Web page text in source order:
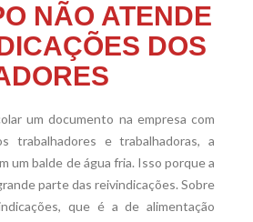
NÃO ATENDE
DOS
um documento na empresa com
trabalhadores e trabalhadoras, a
um balde de água fria. Isso porque a
parte das reivindicações. Sobre
que é a de alimentação